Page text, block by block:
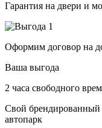
Гарантия на двери и
Оформим договор на
Ваша выгода
2 часа свободного
Свой брендированный
автопарк